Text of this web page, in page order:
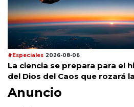
#Especiales 2026-08-06
La ciencia se prepara para el
del Dios del Caos que rozará
Anuncio